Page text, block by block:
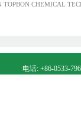
CHEMICAL
电话: +86-0533-